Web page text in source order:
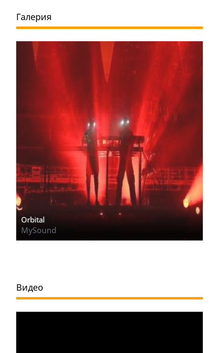
Галерия
Orbital
MySound
Видео